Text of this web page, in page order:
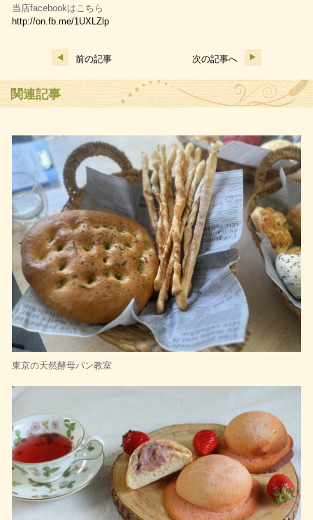
当店facebookはこちら
http://on.fb.me/1UXLZlp
前の記事 次の記事へ
関連記事
東京の天然酵母パン教室